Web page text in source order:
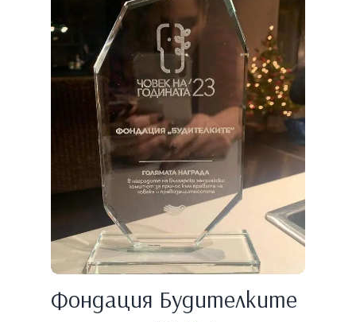
Фондация Будителките